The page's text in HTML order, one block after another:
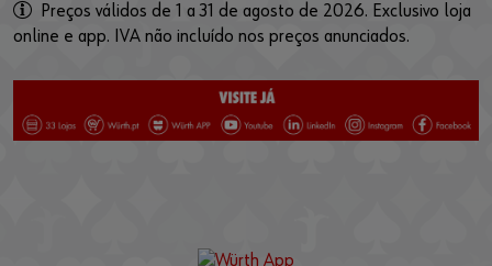
Preços válidos de 1 a 31 de agosto de 2026. Exclusivo loja
online e app. IVA não incluído nos preços anunciados.